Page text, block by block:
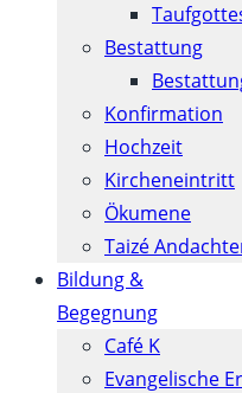
Bestattung
Konfirmation
Hochzeit
Kircheneintritt
Ökumene
Taizé
Bildung &
Begegnung
Café K
Evangelische